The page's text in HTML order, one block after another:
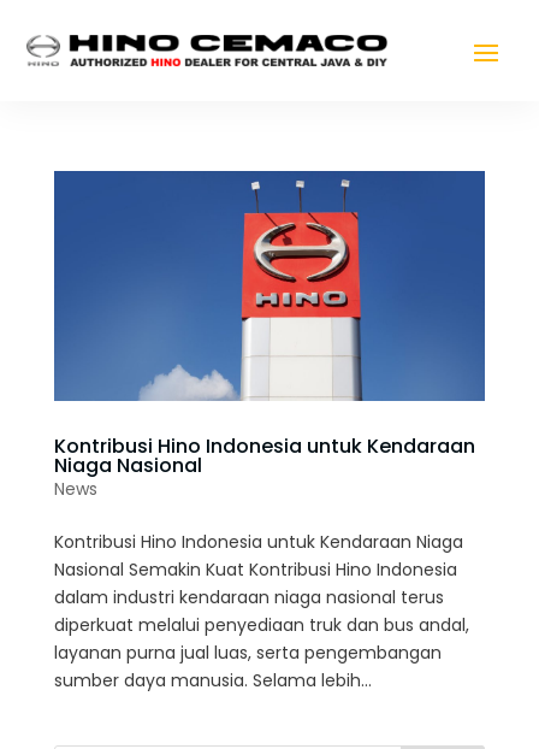
Kontribusi Hino Indonesia untuk Kendaraan
Niaga Nasional
News
Kontribusi Hino Indonesia untuk Kendaraan Niaga
Nasional Semakin Kuat Kontribusi Hino Indonesia
dalam industri kendaraan niaga nasional terus
diperkuat melalui penyediaan truk dan bus andal,
layanan purna jual luas, serta pengembangan
sumber daya manusia. Selama lebih...